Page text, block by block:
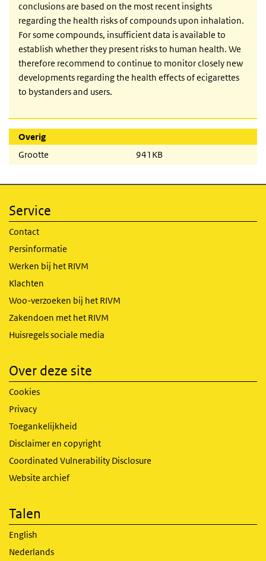
conclusions are based on the most recent insights
regarding the health risks of compounds upon inhalation.
For some compounds, insufficient data is available to
establish whether they present risks to human health. We
therefore recommend to continue to monitor closely new
developments regarding the health effects of ecigarettes
to bystanders and users.
Overig
Grootte
941KB
Service
Contact
Persinformatie
Werken bij het RIVM
Klachten
Woo-verzoeken bij het RIVM
Zakendoen met het RIVM
Huisregels sociale media
Over deze site
Cookies
Privacy
Toegankelijkheid
Disclaimer en copyright
Coordinated Vulnerability Disclosure
Website archief
Talen
English
Nederlands